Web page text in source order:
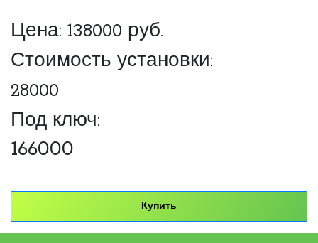
Цена: 138000 руб.
Стоимость установки:
28000
Под ключ:
166000
Купить